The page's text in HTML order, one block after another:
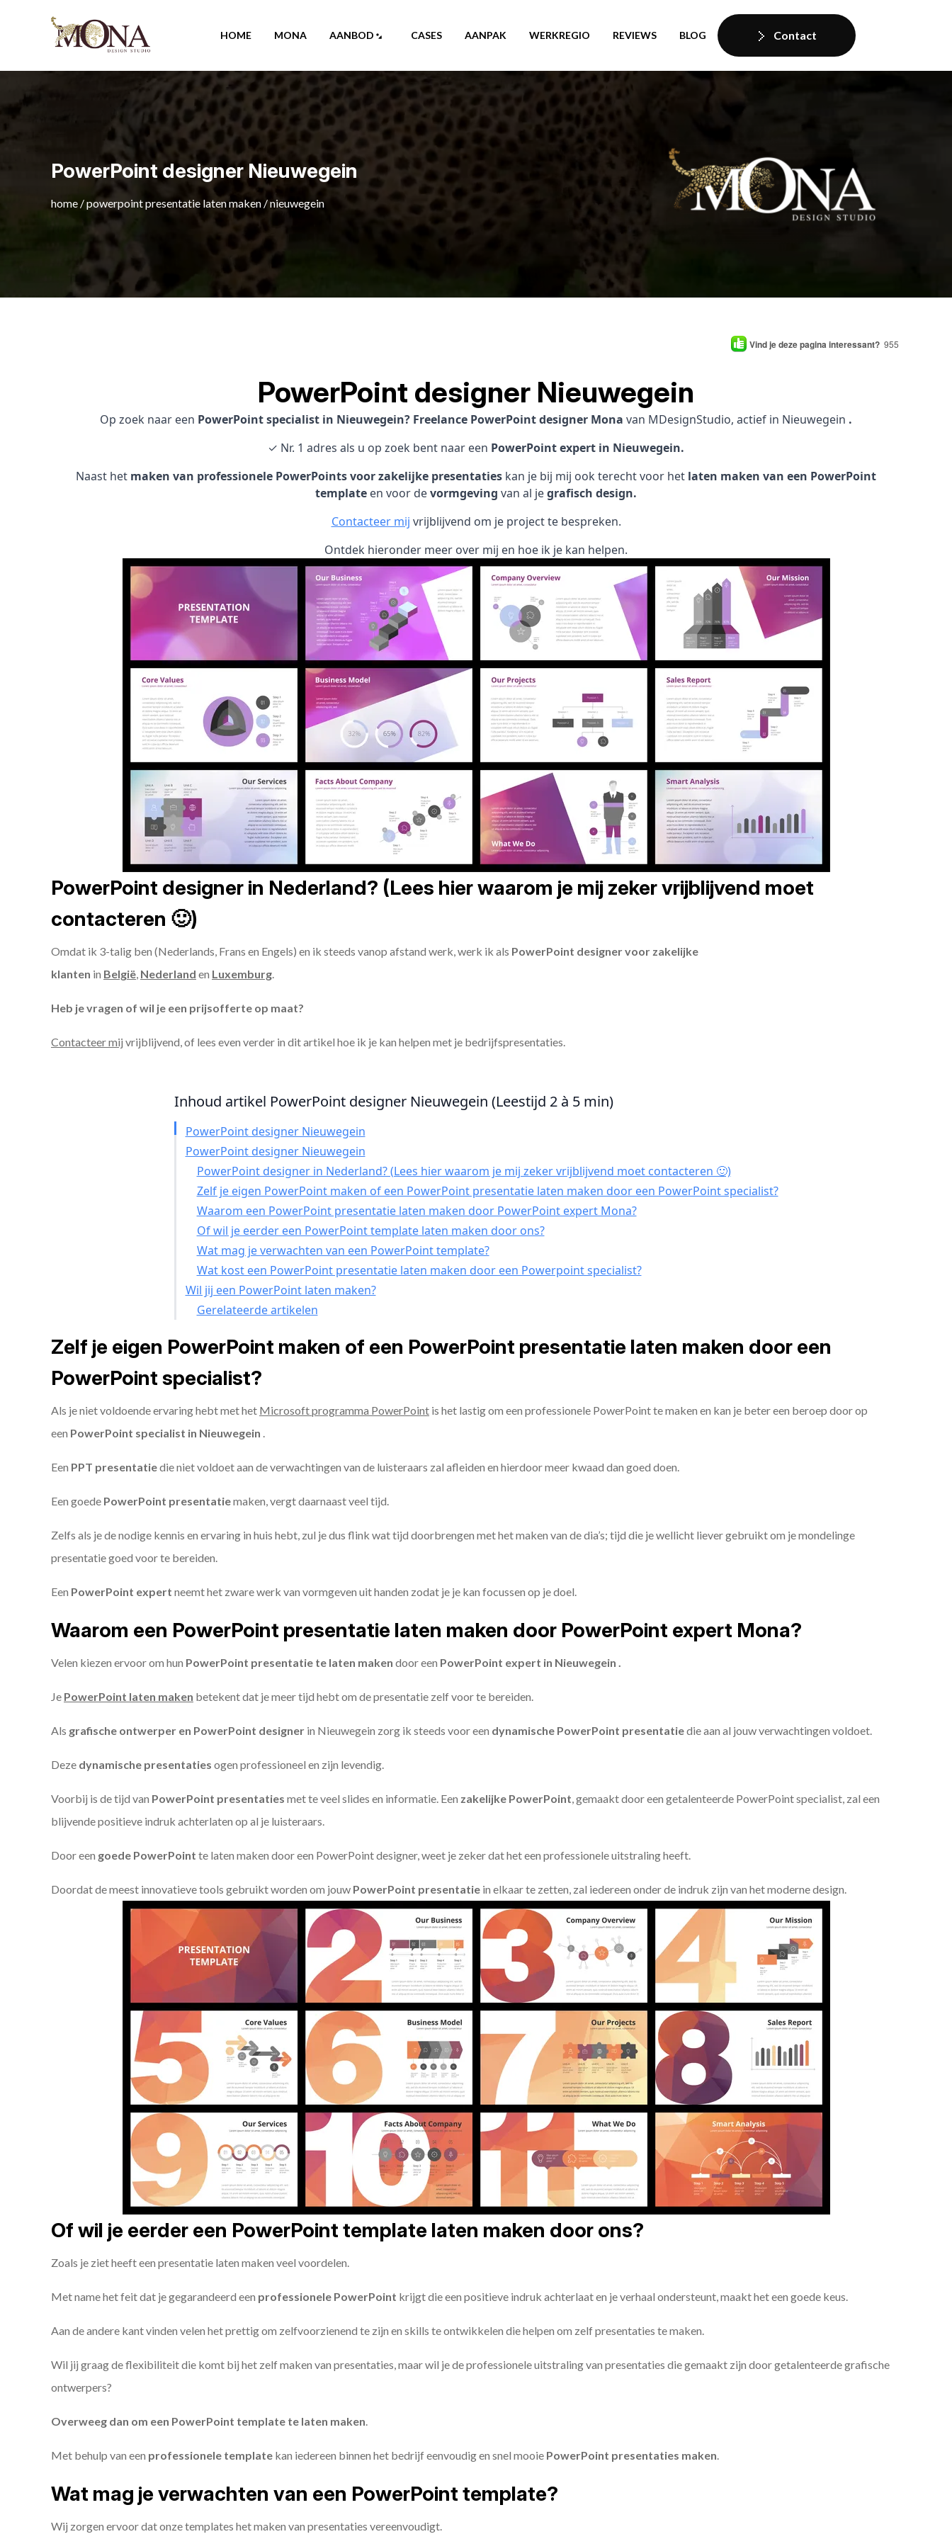
HOME MONA AANBOD CASES AANPAK WERKREGIO REVIEWS BLOG Contact
PowerPoint designer Nieuwegein
home /powerpoint presentatie laten maken /nieuwegein
Vind je deze pagina interessant? 955
PowerPoint designer Nieuwegein
Op zoek naar een PowerPoint specialist in Nieuwegein? Freelance PowerPoint designer Mona van MDesignStudio, actief in Nieuwegein .
✓ Nr. 1 adres als u op zoek bent naar een PowerPoint expert in Nieuwegein.
Naast het maken van professionele PowerPoints voor zakelijke presentaties kan je bij mij ook terecht voor het laten maken van een PowerPoint
template en voor devormgeving van al jegrafisch design.
Contacteer mij vrijblijvend om je project te bespreken.
Ontdek hieronder meer over mij en hoe ik je kan helpen.
PowerPoint designer in Nederland? (Lees hier waarom je mij zeker vrijblijvend moet
contacteren 🙂)
Omdat ik 3-talig ben (Nederlands, Frans en Engels) en ik steeds vanop afstand werk, werk ik als PowerPoint designer voor zakelijke
klanten in België, Nederland en Luxemburg.
Heb je vragen of wil je een prijsofferte op maat?
Contacteer mij vrijblijvend, of lees even verder in dit artikel hoe ik je kan helpen met je bedrijfspresentaties.
Inhoud artikel PowerPoint designer Nieuwegein (Leestijd 2 à 5 min)
PowerPoint designer Nieuwegein
PowerPoint designer Nieuwegein
PowerPoint designer in Nederland? (Lees hier waarom je mij zeker vrijblijvend moet contacteren 🙂)
Zelf je eigen PowerPoint maken of een PowerPoint presentatie laten maken door een PowerPoint specialist?
Waarom een PowerPoint presentatie laten maken door PowerPoint expert Mona?
Of wil je eerder een PowerPoint template laten maken door ons?
Wat mag je verwachten van een PowerPoint template?
Wat kost een PowerPoint presentatie laten maken door een Powerpoint specialist?
Wil jij een PowerPoint laten maken?
Gerelateerde artikelen
Zelf je eigen PowerPoint maken of een PowerPoint presentatie laten maken door een
PowerPoint specialist?
Als je niet voldoende ervaring hebt met het Microsoft programma PowerPoint is het lastig om een professionele PowerPoint te maken en kan je beter een beroep door op
een PowerPoint specialist in Nieuwegein .
Een PPT presentatiedie niet voldoet aan de verwachtingen van de luisteraars zal afleiden en hierdoor meer kwaad dan goed doen.
Een goede PowerPoint presentatiemaken, vergt daarnaast veel tijd.
Zelfs als je de nodige kennis en ervaring in huis hebt, zul je dus flink wat tijd doorbrengen met het maken van de dia’s; tijd die je wellicht liever gebruikt om je mondelinge
presentatie goed voor te bereiden.
Een PowerPoint expert neemt het zware werk van vormgeven uit handen zodat je je kan focussen op je doel.
Waarom een PowerPoint presentatie laten maken door PowerPoint expert Mona?
Velen kiezen ervoor om hun PowerPoint presentatie te laten maken door een PowerPoint expert in Nieuwegein .
Je PowerPoint laten maken betekent dat je meer tijd hebt om de presentatie zelf voor te bereiden.
Als grafische ontwerper en PowerPoint designer in Nieuwegein zorg ik steeds voor een dynamische PowerPoint presentatiedie aan al jouw verwachtingen voldoet.
Deze dynamische presentaties ogen professioneel en zijn levendig.
Voorbij is de tijd van PowerPoint presentaties met te veel slides en informatie. Een zakelijke PowerPoint, gemaakt door een getalenteerde PowerPoint specialist, zal een
blijvende positieve indruk achterlaten op al je luisteraars.
Door een goede PowerPoint te laten maken door een PowerPoint designer, weet je zeker dat het een professionele uitstraling heeft.
Doordat de meest innovatieve tools gebruikt worden om jouw PowerPoint presentatie in elkaar te zetten, zal iedereen onder de indruk zijn van het moderne design.
Of wil je eerder een PowerPoint template laten maken door ons?
Zoals je ziet heeft een presentatie laten maken veel voordelen.
Met name het feit dat je gegarandeerd een professionele PowerPoint krijgt die een positieve indruk achterlaat en je verhaal ondersteunt, maakt het een goede keus.
Aan de andere kant vinden velen het prettig om zelfvoorzienend te zijn en skills te ontwikkelen die helpen om zelf presentaties te maken.
Wil jij graag de flexibiliteit die komt bij het zelf maken van presentaties, maar wil je de professionele uitstraling van presentaties die gemaakt zijn door getalenteerde grafische
ontwerpers?
Overweeg dan om een PowerPoint template te laten maken.
Met behulp van een professionele template kan iedereen binnen het bedrijf eenvoudig en snel mooie PowerPoint presentaties maken.
Wat mag je verwachten van een PowerPoint template?
Wij zorgen ervoor dat onze templates het maken van presentaties vereenvoudigt.